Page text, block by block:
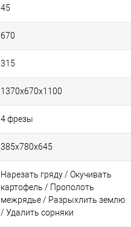
45
670
315
1370х670х1100
4 фрезы
385х780х645
Нарезать гряду / Окучивать
картофель / Прополоть
межрядье / Разрыхлить землю
/ Удалить сорняки